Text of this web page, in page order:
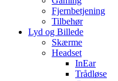
Fjernbetjening
Tilbehør
Lyd og Billede
Skærme
Headset
InEar
Trådløse